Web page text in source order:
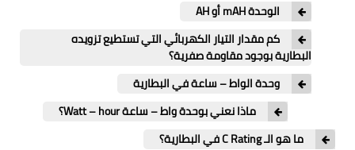
قسم البرمجيات والأكواد
حاسبات علمية
الوحدة mAH أو AH
كم مقدار التيار الكهربائي التي تستطيع تزويده
البطارية بوجود مقاومة صفرية؟
وحدة الواط – ساعة في البطارية
ماذا نعني بوحدة واط – ساعة Watt – hour؟
ما هو الـ C Rating في البطارية؟